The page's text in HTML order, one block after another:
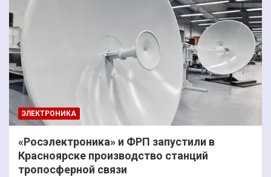
ЭЛЕКТРОНИКА
«Росэлектроника» и ФРП запустили в
Красноярске производство станций
тропосферной связи